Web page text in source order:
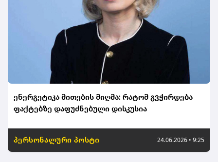
ენერგეტიკა მითების მიღმა: რატომ გვჭირდება
ფაქტებზე დაფუძნებული დისკუსია
პერსონალური პოსტი 24.06.2026 • 9:25